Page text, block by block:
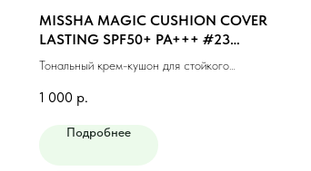
MISSHA MAGIC CUSHION COVER
LASTING SPF50+ PA+++ #23
MEDIUM BEIGE (15ml)
Тональный крем-кушон для стойкого
1 000 р.
Подробнее